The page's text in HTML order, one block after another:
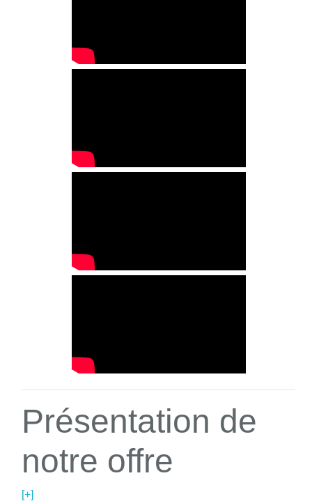
Présentation de
notre offre
[+]